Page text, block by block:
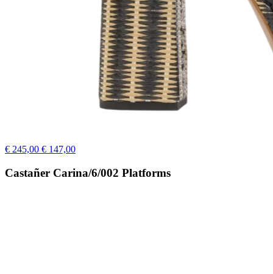
€ 245,00 € 147,00
Castañer Carina/6/002 Platforms